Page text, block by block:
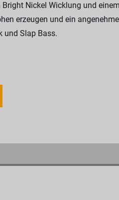
Nickel Wicklung und
erzeugen und ein
und Slap Bass.